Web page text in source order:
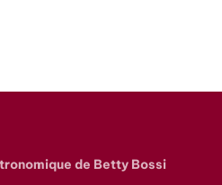
de Betty Bossi